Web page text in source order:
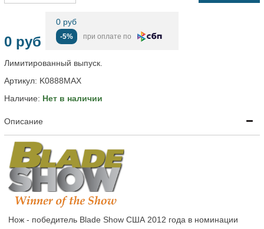
0 руб
0 руб
-5% при оплате по
Лимитированный выпуск.
Артикул: K0888MAX
Наличие: Нет в наличии
Описание
Нож - победитель Blade Show США 2012 года в номинации